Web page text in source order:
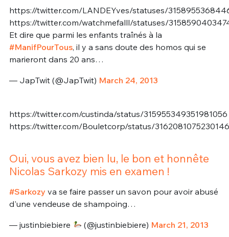
https://twitter.com/LANDEYves/statuses/
https://twitter.com/watchmefalll/statuses/
Et dire que parmi les enfants traînés à la
#ManifPourTous, il y a sans doute des homos qui se
marieront dans 20 ans…
— JapTwit (@JapTwit) March 24, 2013
https://twitter.com/custinda/status/315955349351981056
https://twitter.com/Bouletcorp/status/
Oui, vous avez bien lu, le bon et honnête
Nicolas Sarkozy mis en examen !
#Sarkozyva se faire passer un savon pour avoir abusé
d'une vendeuse de shampoing…
— justinbiebiere (@justinbiebiere) March 21, 2013